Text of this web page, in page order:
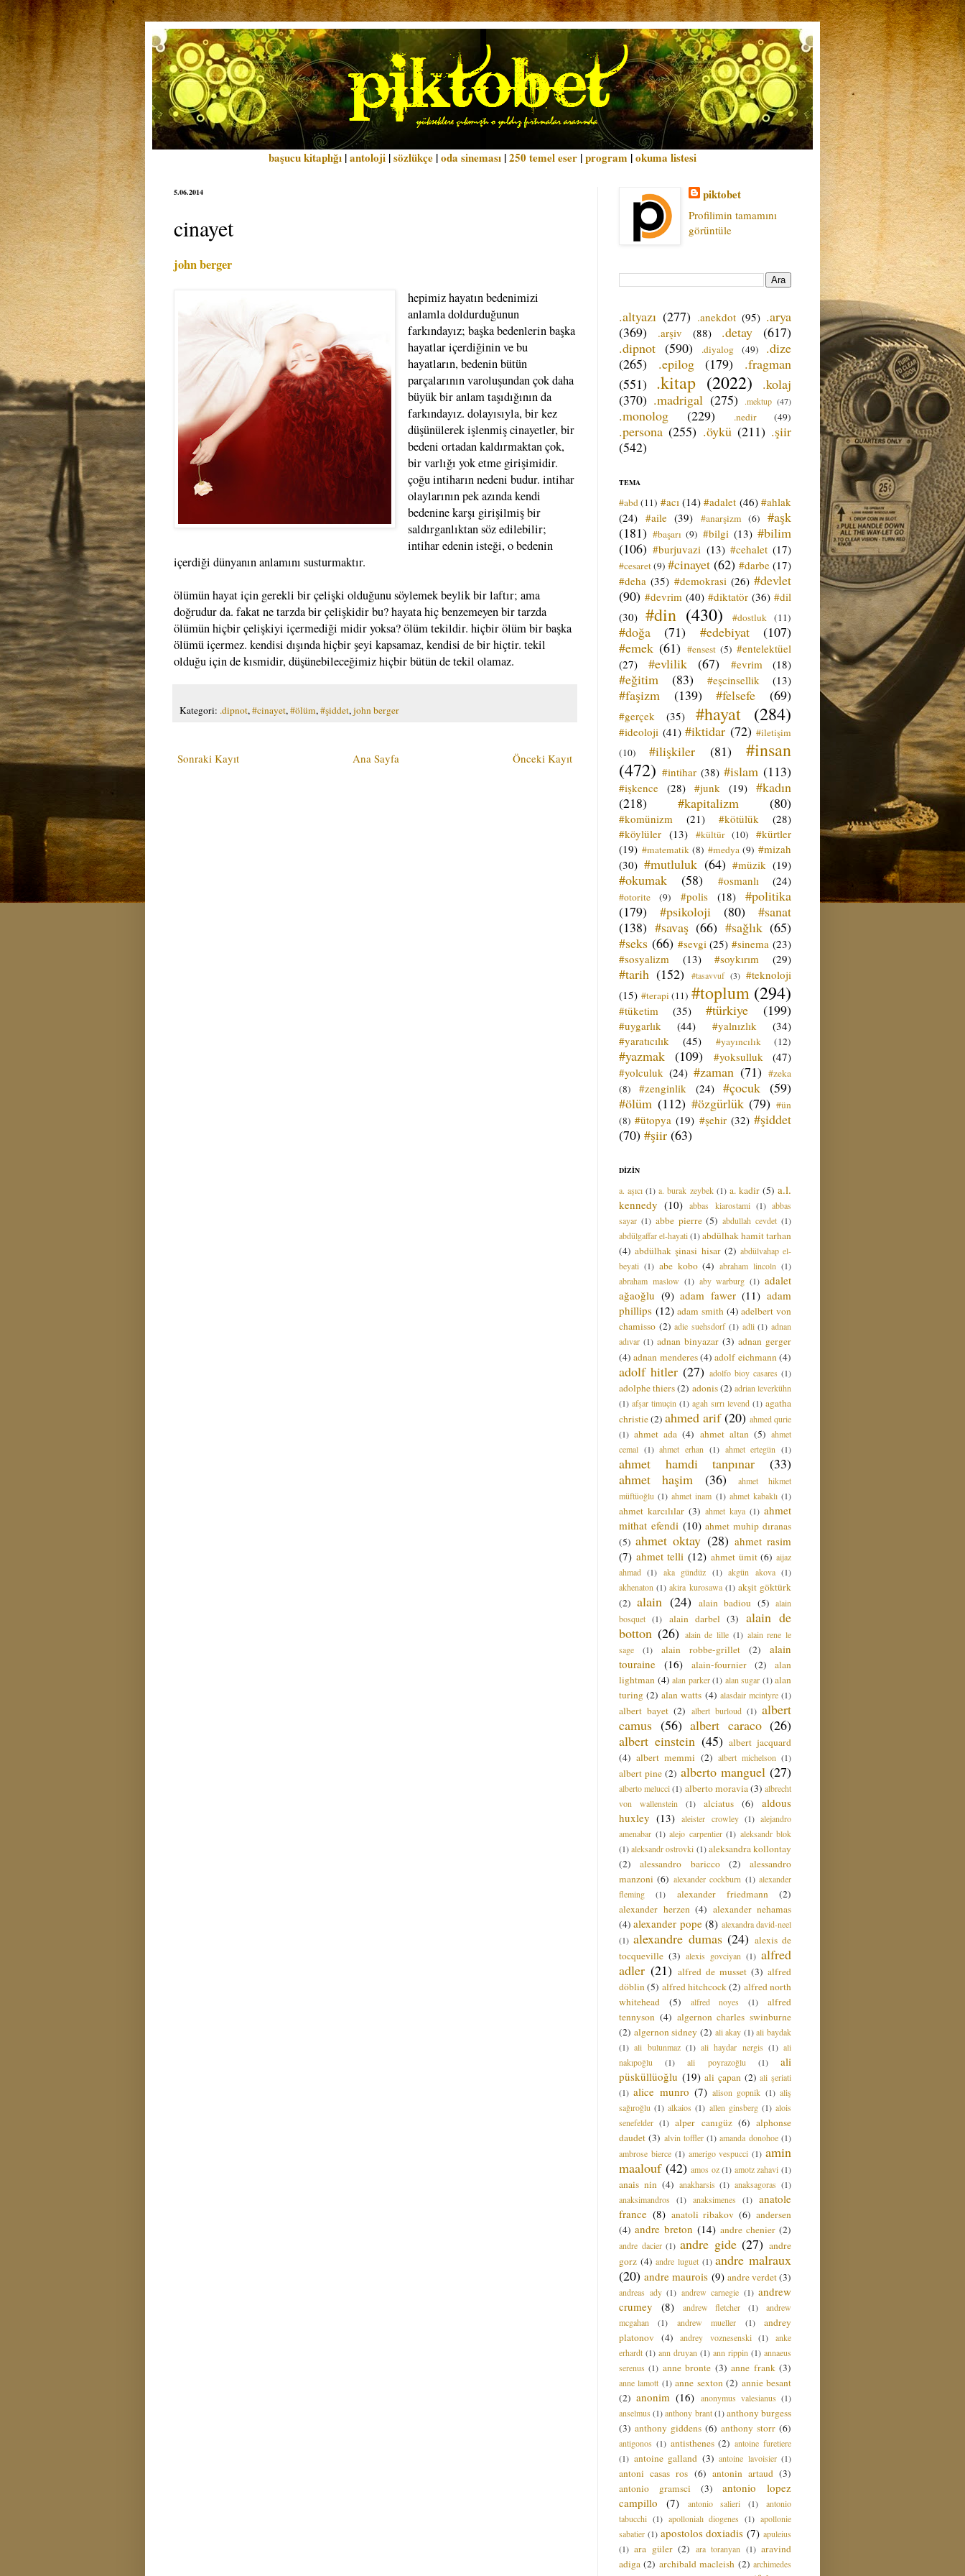
başucu kitaplığı |antoloji |sözlükçe |oda sineması |250 temel eser |program |okuma listesi
5.06.2014
cinayet
john berger
hepimiz hayatın bedenimizi
anlamla doldurduğunun
farkındayız; başka bedenlerin başka
hayatlar içerdiğinin ve bu
hayatların, bedenin bütün
parçalarının varoluşundan çok daha
büyük bir anlam taşıdığının da
farkındayız. dolayısıyla, bir kez
düşünülerek işlenmiş cinayetler, bir
bedeni ortadan kaldırmaktan çok,
bir varlığı yok etme girişimidir.
çoğu intiharın nedeni budur. intihar
olaylarının pek azında kendi
bedenine karşı girişilmiş bir
saldırganlıktan söz edilebilir;
intihar edenin isteği, o bedenin
içerdiği dünyanın anlamını susturmaktır.
ölümün hayat için gerekli bir çelişki olduğunu söylemek beylik bir laftır; ama
doğrudur da. fakat ne tarzda bir çelişkidir bu? hayata hiç benzemeyen bir tarzda
ölümün hiçbir çelişkiyi içermediği midir yoksa? ölüm tekildir. hiçbir ölüm bir başka
ölümü içermez. kendisi dışında hiçbir şeyi kapsamaz, kendisi de bir hiçtir. tekil
olduğu için de kısmidir, düşünebileceğimiz hiçbir bütün de tekil olamaz.
Kategori: .dipnot,#cinayet,#ölüm,#şiddet,john berger
Sonraki Kayıt Önceki Kayıt
Ana Sayfa
piktobet
Profilimin tamamını
görüntüle
.altyazı (277) .anekdot (95) .arya
(369)
.arşiv (88) .detay
(617)
.dipnot (590) .diyalog (49)
.dize
(265)
.epilog (179)
.fragman
(551) .kitap (2022)
.kolaj
(370) .madrigal (275) .mektup (47)
.monolog (229) .nedir (49)
.persona (255) .öykü (211) .şiir
(542)
TEMA
#abd (11) #acı (14) #adalet (46) #ahlak
(24) #aile (39) #anarşizm (6)
#aşk
(181) #başarı (9) #bilgi (13) #bilim
(106) #burjuvazi (13) #cehalet (17)
#cesaret(9) #cinayet (62) #darbe (17)
#deha (35) #demokrasi (26) #devlet
(90) #devrim (40) #diktatör (36) #dil
(30) #din (430) #dostluk (11)
#doğa (71) #edebiyat
(107)
#emek (61) #ensest (5) #entelektüel
(27)
#evlilik (67) #evrim (18)
#eğitim (83) #eşcinsellik (13)
#faşizm (139) #felsefe (69)
#gerçek (35) #hayat (284)
#ideoloji (41) #iktidar (72) #iletişim
(10)
#ilişkiler (81)
#insan
(472) #intihar (38) #islam (113)
#işkence (28) #junk (19) #kadın
(218)
#kapitalizm (80)
#komünizm (21) #kötülük
(28)
#köylüler (13) #kültür (10)
#kürtler
(19) #matematik (8) #medya (9) #mizah
(30) #mutluluk (64) #müzik (19)
#okumak (58) #osmanlı (24)
#otorite (9) #polis (18)
#politika
(179)
#psikoloji (80)
#sanat
(138) #savaş (66) #sağlık (65)
#seks (66) #sevgi (25) #sinema (23)
#sosyalizm
(13) #soykırım (29)
#tarih (152) #tasavvuf (3) #teknoloji
(15) #terapi (11) #toplum (294)
#tüketim (35) #türkiye (199)
#uygarlık (44) #yalnızlık
(34)
#yaratıcılık
(45) #yayıncılık (12)
#yazmak (109) #yoksulluk
(47)
#yolculuk (24) #zaman (71) #zeka
(8)
#zenginlik (24) #çocuk (59)
#ölüm (112) #özgürlük (79) #ün
(8) #ütopya (19) #şehir (32) #şiddet
(70) #şiir (63)
DİZİN
a. aşıcı (1) a. burak zeybek (1) a. kadir (5) a.l.
kennedy (10) abbas kiarostami (1) abbas
sayar (1) abbe pierre (5) abdullah cevdet (1)
abdülgaffar el-hayati(1)abdülhak hamit tarhan
(4) abdülhak şinasi hisar (2) abdülvahap el-
beyati (1) abe kobo (4) abraham lincoln (1)
abraham maslow (1) aby warburg (1) adalet
ağaoğlu (9) adam fawer (11) adam
phillips (12) adam smith (4) adelbert von
chamisso (2) adie suehsdorf (1) adli (1) adnan
adıvar (1) adnan binyazar (3) adnan gerger
(4) adnan menderes(4) adolf eichmann (4)
adolf hitler (27) adolfo bioy casares (1)
adolphe thiers(2) adonis(2) adrian leverkühn
(1) afşar timuçin (1) agah sırrı levend (1) agatha
christie(2) ahmed arif (20) ahmed qurie
(1) ahmet ada (4) ahmet altan (5) ahmet
cemal (1) ahmet erhan (1) ahmet ertegün (1)
ahmet hamdi tanpınar
(33)
ahmet haşim
(36)
ahmet hikmet
müftüoğlu (1) ahmet inam (1) ahmet kabaklı (1)
ahmet karcılılar (3) ahmet kaya (1) ahmet
mithat efendi (10) ahmet muhip dıranas
(5) ahmet oktay (28) ahmet rasim
(7) ahmet telli (12) ahmet ümit (6) aijaz
ahmad (1) aka gündüz (1) akgün akova (1)
akhenaton (1) akira kurosawa (1) akşit göktürk
(2) alain (24) alain badiou (5) alain
bosquet (1) alain darbel (3)
alain de
botton (26) alain de lille (1) alain rene le
sage
(1) alain robbe-grillet (2)
alain
touraine (16) alain-fournier (2)
alan
lightman (4) alan parker (1) alan sugar (1) alan
turing (2) alan watts (4) alasdair mcintyre (1)
albert bayet (2) albert burloud (1) albert
camus (56) albert caraco (26)
albert einstein (45) albert jacquard
(4) albert memmi (2) albert michelson (1)
albert pine (2) alberto manguel (27)
alberto melucci (1) alberto moravia (3) albrecht
von wallenstein
(1) alciatus (6)
aldous
huxley (13) aleister crowley (1) alejandro
amenabar (1) alejo carpentier (1) aleksandr blok
(1) aleksandr ostrovki (1) aleksandra kollontay
(2)
alessandro baricco (2)
alessandro
manzoni (6) alexander cockburn (1) alexander
fleming
(1) alexander friedmann
(2)
alexander herzen (4) alexander nehamas
(4) alexander pope (8) alexandra david-neel
(1) alexandre dumas (24) alexis de
tocqueville (3) alexis govciyan (1) alfred
adler (21) alfred de musset (3) alfred
döblin (5) alfred hitchcock(2) alfred north
whitehead
(5) alfred noyes (1)
alfred
tennyson (4) algernon charles swinburne
(2) algernon sidney (2) ali akay (1) ali baydak
(1) ali bulunmaz (1) ali haydar nergis (1) ali
nakıpoğlu
(1) ali poyrazoğlu (1)
ali
püsküllüoğlu (19) ali çapan (2) ali şeriati
(1) alice munro (7) alison gopnik (1) aliş
sağıroğlu (1) alkaios (1) allen ginsberg (1) alois
senefelder (1) alper canıgüz (6) alphonse
daudet (3) alvin toffler (1) amanda donohoe (1)
ambrose bierce (1) amerigo vespucci (1) amin
maalouf (42) amos oz (1) amotz zahavi (1)
anais nin (4) anakharsis (1) anaksagoras (1)
anaksimandros
(1) anaksimenes (1) anatole
france (8) anatoli ribakov (6) andersen
(4) andre breton (14) andre chenier (2)
andre dacier (1) andre gide (27) andre
gorz (4) andre luguet (1) andre malraux
(20) andre maurois (9) andre verdet(3)
andreas ady (1) andrew carnegie (1) andrew
crumey
(8) andrew fletcher (1)
andrew
mcgahan
(1) andrew mueller (1)
andrey
platonov (4) andrey voznesenski (1)
anke
erhardt (1) ann druyan (1) ann rippin (1) annaeus
serenus (1) anne bronte (3) anne frank (3)
anne lamott (1) anne sexton (2) annie besant
(2) anonim (16) anonymus valesianus (1)
anselmus (1) anthony brant (1) anthony burgess
(3) anthony giddens (6) anthony storr (6)
antigonos (1) antisthenes (2) antoine furetiere
(1) antoine galland (3) antoine lavoisier (1)
antoni casas ros (6) antonin artaud (3)
antonio gramsci
(3)
antonio lopez
campillo
(7) antonio salieri (1)
antonio
tabucchi (1) apollonialı diogenes (1) apollonie
sabatier (1) apostolos doxiadis (7) apuleius
(1) ara güler (2) ara toranyan (1) aravind
adiga (2) archibald macleish (2) archimedes